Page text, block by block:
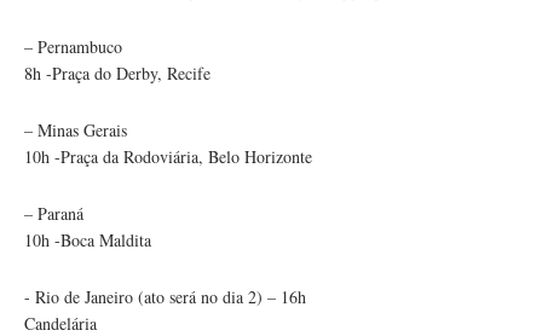
– Pernambuco
8h -Praça do Derby, Recife
– Minas Gerais
10h -Praça da Rodoviária, Belo Horizonte
– Paraná
10h -Boca Maldita
- Rio de Janeiro (ato será no dia 2) – 16h
Candelária